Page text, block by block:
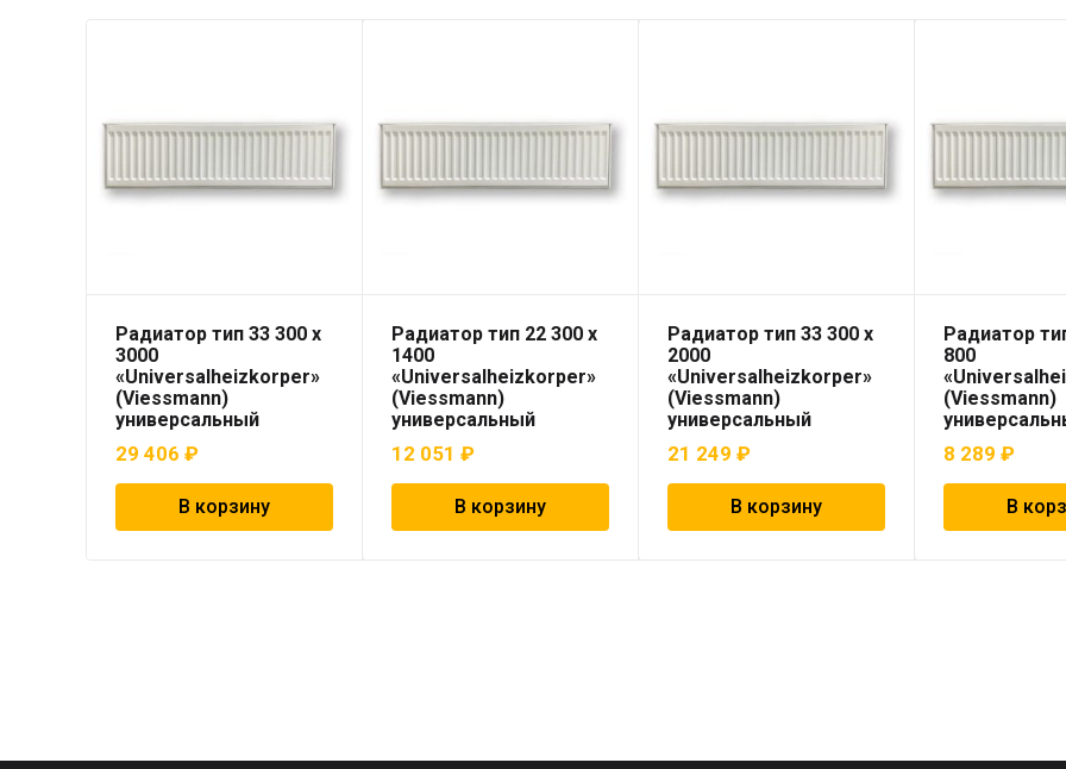
Радиатор тип 33 300 x
3000
«Universalheizkorper»
(Viessmann)
универсальный
29 406 ₽
В корзину
Радиатор тип 22 300 x
1400
«Universalheizkorper»
(Viessmann)
универсальный
12 051₽
В корзину
Радиатор тип 33 300 x
2000
«Universalheizkorper»
(Viessmann)
универсальный
21 249₽
В корзину
Радиатор
800
(Viessmann)
8 289₽
В